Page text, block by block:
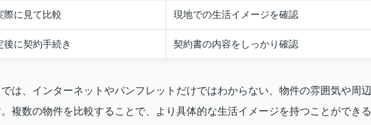
際に見て比較 現地での生活イメージを確認
に契約手続き 契約書の内容をしっかり確認
は、インターネットやパンフレットだけではわからない、物件の雰囲気や周辺
複数の物件を比較することで、より具体的な生活イメージを持つことができる